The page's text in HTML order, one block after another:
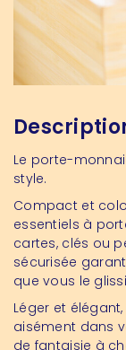
Le porte-
style.
Compact et
essentiels à
cartes, clés ou
sécurisée
que vous le
Léger et
aisément dans
de fantaisie à